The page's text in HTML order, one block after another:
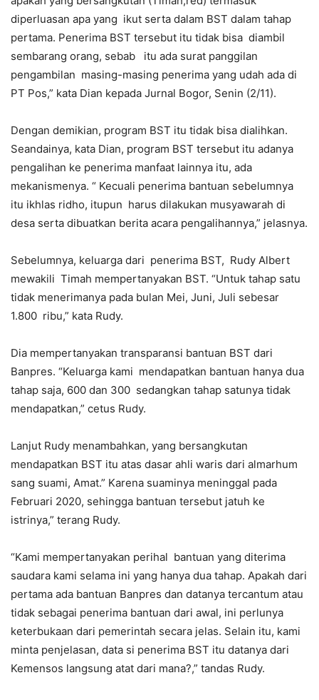
diperluasan apa yang ikut serta dalam BST dalam tahap
pertama. Penerima BST tersebut itu tidak bisa diambil
sembarang orang, sebab itu ada surat panggilan
pengambilan masing-masing penerima yang udah ada di
PT Pos,” kata Dian kepada Jurnal Bogor, Senin (2/11).
Dengan demikian, program BST itu tidak bisa dialihkan.
Seandainya, kata Dian, program BST tersebut itu adanya
pengalihan ke penerima manfaat lainnya itu, ada
mekanismenya. “ Kecuali penerima bantuan sebelumnya
itu ikhlas ridho, itupun harus dilakukan musyawarah di
desa serta dibuatkan berita acara pengalihannya,” jelasnya.
Sebelumnya, keluarga dari penerima BST, Rudy Albert
mewakili Timah mempertanyakan BST. “Untuk tahap satu
tidak menerimanya pada bulan Mei, Juni, Juli sebesar
1.800 ribu,” kata Rudy.
Dia mempertanyakan transparansi bantuan BST dari
Banpres. “Keluarga kami mendapatkan bantuan hanya dua
tahap saja, 600 dan 300 sedangkan tahap satunya tidak
mendapatkan,” cetus Rudy.
Lanjut Rudy menambahkan, yang bersangkutan
mendapatkan BST itu atas dasar ahli waris dari almarhum
sang suami, Amat.” Karena suaminya meninggal pada
Februari 2020, sehingga bantuan tersebut jatuh ke
istrinya,” terang Rudy.
“Kami mempertanyakan perihal bantuan yang diterima
saudara kami selama ini yang hanya dua tahap. Apakah dari
pertama ada bantuan Banpres dan datanya tercantum atau
tidak sebagai penerima bantuan dari awal, ini perlunya
keterbukaan dari pemerintah secara jelas. Selain itu, kami
minta penjelasan, data si penerima BST itu datanya dari
Kemensos langsung atat dari mana?,” tandas Rudy.